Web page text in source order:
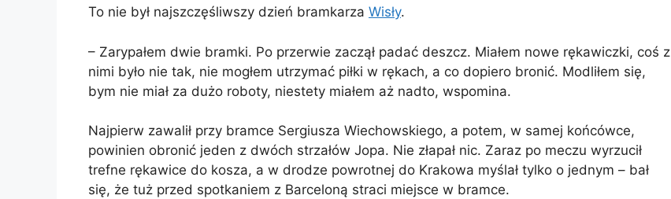
To nie był najszczęśliwszy dzień bramkarza Wisły.
– Zarypałem dwie bramki. Po przerwie zaczął padać deszcz. Miałem nowe rękawiczki, coś z
nimi było nie tak, nie mogłem utrzymać piłki w rękach, a co dopiero bronić. Modliłem się,
bym nie miał za dużo roboty, niestety miałem aż nadto, wspomina.
Najpierw zawalił przy bramce Sergiusza Wiechowskiego, a potem, w samej końcówce,
powinien obronić jeden z dwóch strzałów Jopa. Nie złapał nic. Zaraz po meczu wyrzucił
trefne rękawice do kosza, a w drodze powrotnej do Krakowa myślał tylko o jednym – bał
się, że tuż przed spotkaniem z Barceloną straci miejsce w bramce.